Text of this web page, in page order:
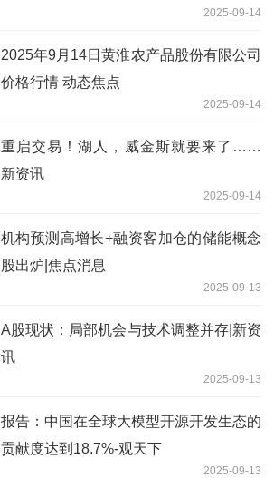
2025-09-14
2025年9月14日黄淮农产品股份有限公司
价格行情 动态焦点
2025-09-14
重启交易！湖人，威金斯就要来了……
新资讯
2025-09-14
机构预测高增长+融资客加仓的储能概念
股出炉|焦点消息
2025-09-13
A股现状：局部机会与技术调整并存|新资
讯
2025-09-13
报告：中国在全球大模型开源开发生态的
贡献度达到18.7%-观天下
2025-09-13